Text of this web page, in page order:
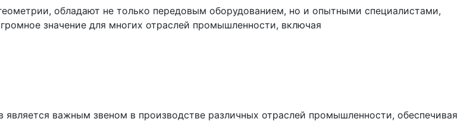
обладают не только передовым оборудованием, но и опытными специалистами,
значение для многих отраслей промышленности, включая
важным звеном в производстве различных отраслей промышленности, обеспечивая